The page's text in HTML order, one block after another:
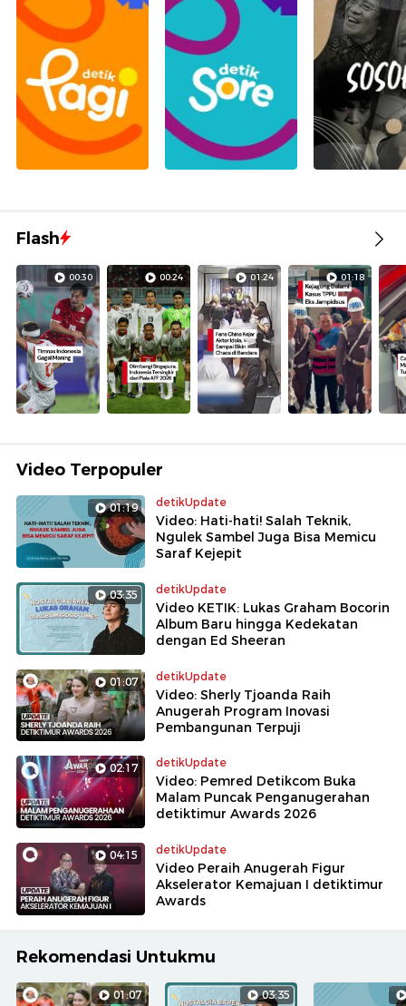
Flash
00:30 00:24 01:24 01:18
Video Terpopuler
01:19 detikUpdate
Video: Hati-hati! Salah Teknik,
Ngulek Sambel Juga Bisa Memicu
Saraf Kejepit
03:35 detikUpdate
Video KETIK: Lukas Graham Bocorin
Album Baru hingga Kedekatan
dengan Ed Sheeran
01:07 detikUpdate
Video: Sherly Tjoanda Raih
Anugerah Program Inovasi
Pembangunan Terpuji
02:17 detikUpdate
Video: Pemred Detikcom Buka
Malam Puncak Penganugerahan
detiktimur Awards 2026
04:15 detikUpdate
Video Peraih Anugerah Figur
Akselerator Kemajuan I detiktimur
Awards
Rekomendasi Untukmu
01:07 03:35